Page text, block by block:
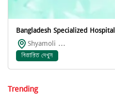
Bangladesh Specialized Hospital
Shyamoli ...
বিস্তারিত দেখুন
Trending